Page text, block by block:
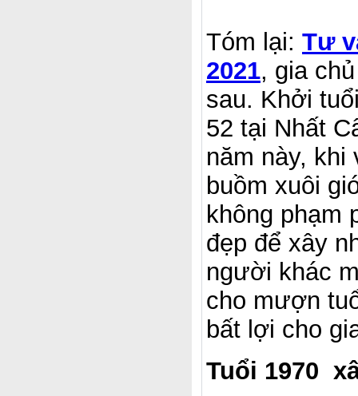
Tóm lại: Tư
2021, gia
sau. Khởi
52 tại Nhất
năm này,
buồm xuôi
không phạm
đẹp để xây
người khác
cho mượn
bất lợi cho
Tuổi 1970